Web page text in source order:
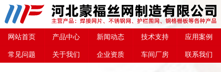
网站首页 产品中心 新闻动态 技术支持 应用案例
常见问题 关于我们 企业资质 车间厂房 联系我们